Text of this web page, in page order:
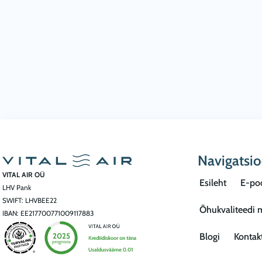
VITAL AIR OÜ
LHV Pank
SWIFT: LHVBEE22
IBAN: EE217700771009117883
Esileht E-
Õhukvaliteedi
Blogi